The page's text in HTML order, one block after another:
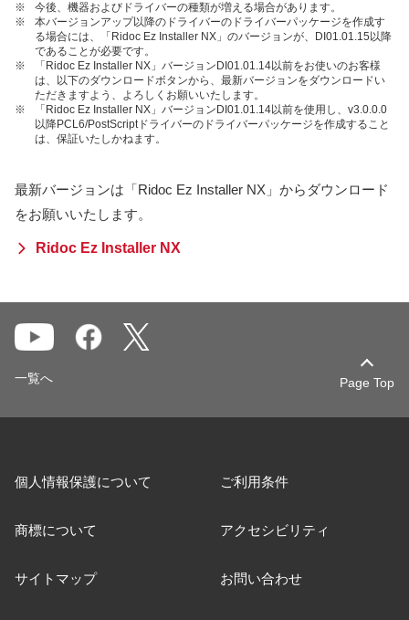
※
今後、機器およびドライバーの種類が増える場合があります。
※
本バージョンアップ以降のドライバーのドライバーパッケージを作成す
る場合には、「Ridoc Ez Installer NX」のバージョンが、DI01.01.15以降
であることが必要です。
※
「Ridoc Ez Installer NX」バージョンDI01.01.14以前をお使いのお客様
は、以下のダウンロードボタンから、最新バージョンをダウンロードい
ただきますよう、よろしくお願いいたします。
※
「Ridoc Ez Installer NX」バージョンDI01.01.14以前を使用し、v3.0.0.0
以降PCL6/PostScriptドライバーのドライバーパッケージを作成すること
は、保証いたしかねます。
最新バージョンは「Ridoc Ez Installer NX」からダウンロード
をお願いいたします。
Ridoc Ez Installer NX
Page Top
一覧へ
個人情報保護について ご利用条件
商標について アクセシビリティ
サイトマップ お問い合わせ